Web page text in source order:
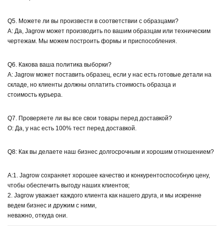
Q5. Можете ли вы произвести в соответствии с образцами?
A: Да, Jagrow может производить по вашим образцам или техническим
чертежам. Мы можем построить формы и приспособления.
Q6. Какова ваша политика выборки?
A: Jagrow может поставить образец, если у нас есть готовые детали на
складе, но клиенты должны оплатить стоимость образца и
стоимость курьера.
Q7. Проверяете ли вы все свои товары перед доставкой?
О: Да, у нас есть 100% тест перед доставкой.
Q8: Как вы делаете наш бизнес долгосрочным и хорошим отношением?
А:1. Jagrow сохраняет хорошее качество и конкурентоспособную цену,
чтобы обеспечить выгоду наших клиентов;
2. Jagrow уважает каждого клиента как нашего друга, и мы искренне
ведем бизнес и дружим с ними,
неважно, откуда они.